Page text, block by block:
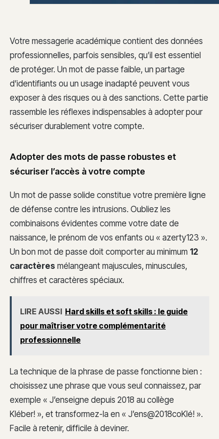
Votre messagerie académique contient des données
professionnelles, parfois sensibles, qu’il est essentiel
de protéger. Un mot de passe faible, un partage
d’identifiants ou un usage inadapté peuvent vous
exposer à des risques ou à des sanctions. Cette partie
rassemble les réflexes indispensables à adopter pour
sécuriser durablement votre compte.
Adopter des mots de passe robustes et
sécuriser l’accès à votre compte
Un mot de passe solide constitue votre première ligne
de défense contre les intrusions. Oubliez les
combinaisons évidentes comme votre date de
naissance, le prénom de vos enfants ou « azerty123 ».
Un bon mot de passe doit comporter au minimum 12
caractères mélangeant majuscules, minuscules,
chiffres et caractères spéciaux.
LIRE AUSSI Hard skills et soft skills : le guide
pour maîtriser votre complémentarité
professionnelle
La technique de la phrase de passe fonctionne bien :
choisissez une phrase que vous seul connaissez, par
exemple « J’enseigne depuis 2018 au collège
Kléber! », et transformez-la en « J’ens@2018coKlé! ».
Facile à retenir, difficile à deviner.